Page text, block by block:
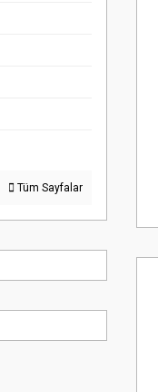
Tüm Sayfalar